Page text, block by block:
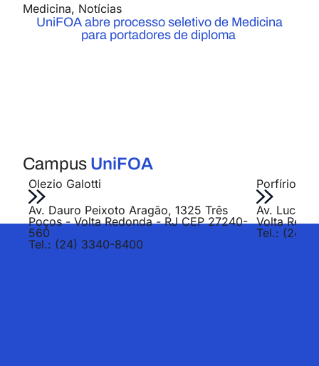
Medicina, Notícias
UniFOA abre processo seletivo de Medicina
para portadores de diploma
Campus UniFOA
Olezio Galotti
Av. Dauro Peixoto Aragão, 1325 Três
Poços - Volta Redonda - RJ CEP 27240-
560
Tel.: (24) 3340-8400
Porfírio
Av. Lucas
Volta
Tel.: (24)